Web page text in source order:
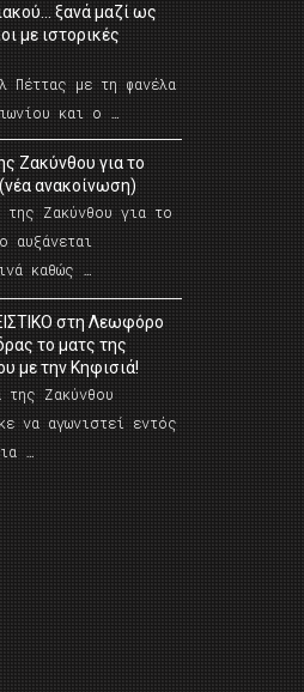
ξανά μαζί ως
με ιστορικές
Πέττας με τη φανέλα
και ο …
Ζακύνθου για το
ανακοίνωση)
της Ζακύνθου για το
αυξάνεται
καθώς …
στη Λεωφόρο
το ματς της
με την Κηφισιά!
της Ζακύνθου
να αγωνιστεί εντός
…